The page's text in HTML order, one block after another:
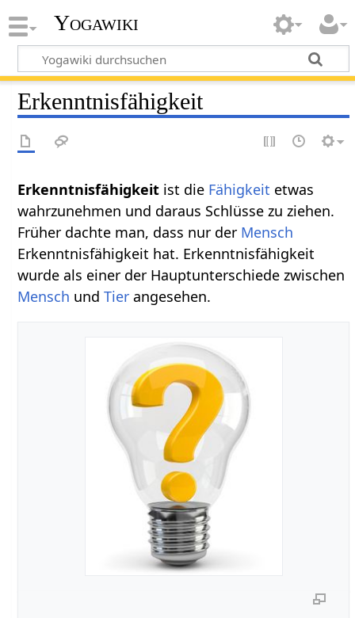
Yogawiki
Erkenntnisfähigkeit
Erkenntnisfähigkeit ist die Fähigkeit etwas
wahrzunehmen und daraus Schlüsse zu ziehen.
Früher dachte man, dass nur der Mensch
Erkenntnisfähigkeit hat. Erkenntnisfähigkeit
wurde als einer der Hauptunterschiede zwischen
Mensch undTier angesehen.